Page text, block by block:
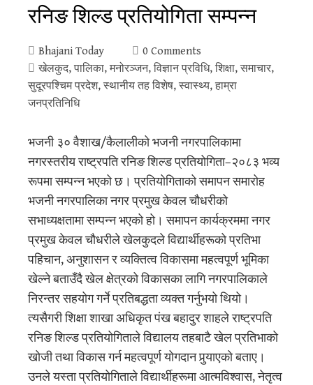
रनिङ शिल्ड प्रतियोगिता सम्पन्न
Bhajani Today
0 Comments
खेलकुद, पालिका, मनोरञ्जन, विज्ञान प्रविधि, शिक्षा, समाचार,
सुदूरपश्‍चिम प्रदेश, स्थानीय तह विशेष, स्वास्थ्य, हाम्रा
जनप्रतिनिधि
भजनी ३० वैशाख/कैलालीको भजनी नगरपालिकामा
नगरस्तरीय राष्ट्रपति रनिङ शिल्ड प्रतियोगिता–२०८३ भव्य
रूपमा सम्पन्न भएको छ। प्रतियोगिताको समापन समारोह
भजनी नगरपालिका नगर प्रमुख केवल चौधरीको
सभाध्यक्षतामा सम्पन्न भएको हो। समापन कार्यक्रममा नगर
प्रमुख केवल चौधरीले खेलकुदले विद्यार्थीहरूको प्रतिभा
पहिचान, अनुशासन र व्यक्तित्व विकासमा महत्वपूर्ण भूमिका
खेल्ने बताउँदै खेल क्षेत्रको विकासका लागि नगरपालिकाले
निरन्तर सहयोग गर्ने प्रतिबद्धता व्यक्त गर्नुभयो थियो।
त्यसैगरी शिक्षा शाखा अधिकृत पंख बहादुर शाहले राष्ट्रपति
रनिङ शिल्ड प्रतियोगिताले विद्यालय तहबाटै खेल प्रतिभाको
खोजी तथा विकास गर्न महत्वपूर्ण योगदान पुर्‍याएको बताए।
उनले यस्ता प्रतियोगिताले विद्यार्थीहरूमा आत्मविश्वास, नेतृत्व